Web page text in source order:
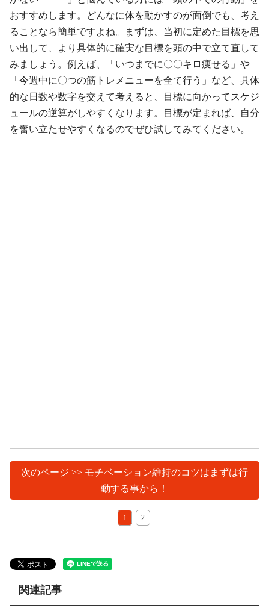
おすすめします。どんなに体を動かすのが面倒でも、考え
ることなら簡単ですよね。まずは、当初に定めた目標を思
い出して、より具体的に確実な目標を頭の中で立て直して
みましょう。例えば、「いつまでに〇〇キロ痩せる」や
「今週中に〇つの筋トレメニューを全て行う」など、具体
的な日数や数字を交えて考えると、目標に向かってスケジ
ュールの逆算がしやすくなります。目標が定まれば、自分
を奮い立たせやすくなるのでぜひ試してみてください。
次のページ >> モチベーション維持のコツはまずは行
動する事から！
1 2
関連記事